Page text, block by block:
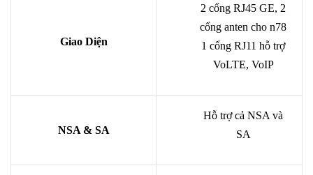
Giao Diện
2 cổng RJ45 GE, 2
cổng anten cho n78
1 cổng RJ11 hỗ trợ
VoLTE, VoIP
NSA & SA
Hỗ trợ cả NSA và
SA